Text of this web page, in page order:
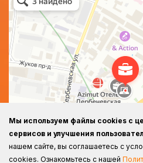
Мы используем файлы cookies с
сервисов и улучшения
нашем сайте, вы соглашаетесь с
cookies. Ознакомьтесь с нашей